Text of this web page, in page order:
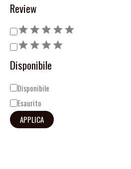
Review
n
Disponibile
l
t
à
Disponibile
Esaurito
APPLICA